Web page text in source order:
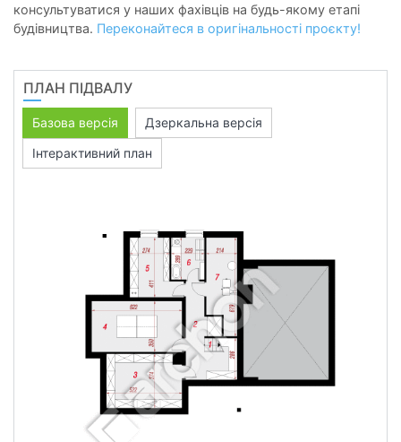
консультуватися у наших фахівців на будь-якому етапі
будівництва. Переконайтеся в оригінальності проєкту!
ПЛАН ПІДВАЛУ
Базова версія
Дзеркальна версія
Інтерактивний план